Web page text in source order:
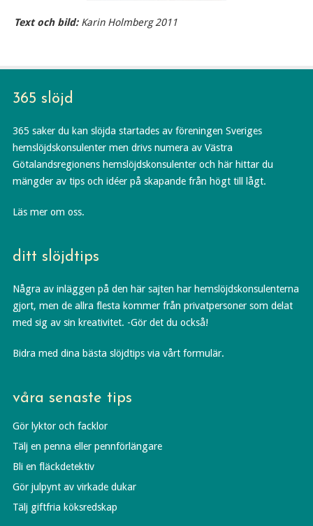
Text och bild:Karin Holmberg 2011
365 slöjd
365 saker du kan slöjda startades av föreningen Sveriges
hemslöjdskonsulenter men drivs numera av Västra
Götalandsregionens hemslöjdskonsulenter och här hittar du
mängder av tips och idéer på skapande från högt till lågt.
Läs mer om oss.
ditt slöjdtips
Några av inläggen på den här sajten har hemslöjdskonsulenterna
gjort, men de allra flesta kommer från privatpersoner som delat
med sig av sin kreativitet. -Gör det du också!
Bidra med dina bästa slöjdtips via vårt formulär.
våra senaste tips
Gör lyktor och facklor
Tälj en penna eller pennförlängare
Bli en fläckdetektiv
Gör julpynt av virkade dukar
Tälj giftfria köksredskap